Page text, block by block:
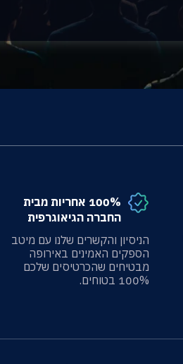
100% אחריות מבית
החברה הגיאוגרפית
הניסיון והקשרים שלנו עם מיטב
הספקים האמינים באירופה
מבטיחים שהכרטיסים שלכם
100% בטוחים.